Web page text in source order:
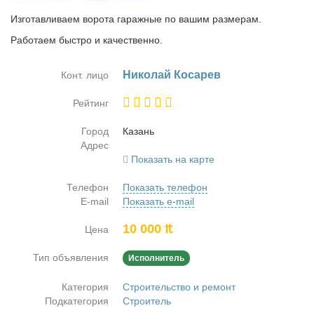
Изготавливаем ворота гаражные по вашим размерам.
Работаем быстро и качественно.
Конт. лицо Ни­ко­лай Ко­са­рев
Рейтинг
Город
Ка­зань
Адрес
Показать на карте
Телефон
Показать телефон
E-mail
Показать e-mail
Цена 10 000 ₶
Тип объявления Исполнитель
Категория
Строительство и ремонт
Подкатегория
Строитель